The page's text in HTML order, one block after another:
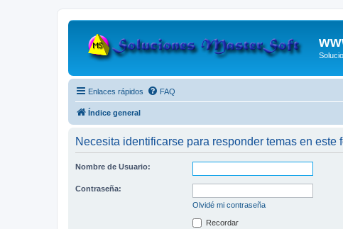
Enlaces rápidos FAQ
Índice general
Necesita identificarse para responder temas en este
Nombre de Usuario:
Contraseña:
Olvidé mi contraseña
Recordar